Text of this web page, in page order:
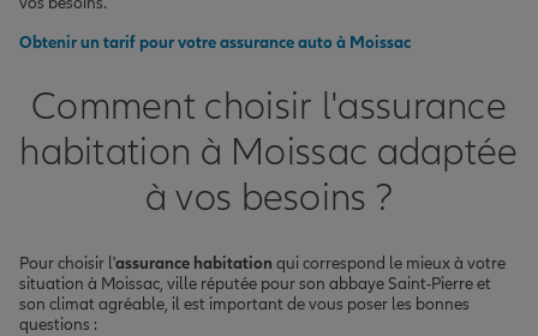
Obtenir un tarif pour votre assurance auto à Moissac
Comment choisir l'assurance
habitation à Moissac adaptée
à vos besoins ?
Pour choisir l'assurance habitation qui correspond le mieux à votre
situation à Moissac, ville réputée pour son abbaye Saint-Pierre et
son climat agréable, il est important de vous poser les bonnes
questions :